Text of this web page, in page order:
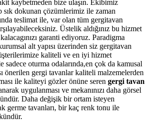
kaybetmeden bize ulaşın. Ekibimiz
sık dokunan çözümlerimiz ile zaman
teslimat ile, var olan tüm gergitavan
Üstelik aldığınız bu hizmet
garanti ediyoruz. Paradigma
alt yapısı üzerinden siz gergitavan
kaliteli ve en iyi hizmet
sadece oturma odalarında,en çok da kamusal
önerilen gergi tavanlar kaliteli malzemelerden
ile kaliteyi gözler önüne seren gergi tavan
uygulanması ve mekanınızı daha görsel
Daha değişik bir ortam isteyen
germe tavanları, bir kaç renk tonu ile